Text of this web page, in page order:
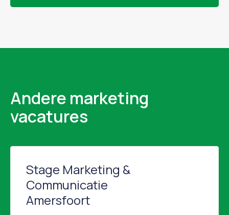
Andere marketing
vacatures
Stage Marketing &
Communicatie
Amersfoort